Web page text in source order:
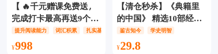
【 🔥千元赠课免费送，
完成打卡最高再送9个
月！】【启蒙套餐】
ABCReading金牌会员
提升阅读能力 词汇积累 扎实基础
998
【清仓秒杀】《典籍里
的中国》 精选10部经典
古籍近300个篇目，
1000+漫画插图，鉴古知
鉴古知今 学史明智
29.8